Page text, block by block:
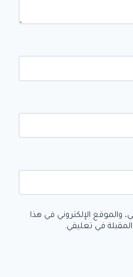
والموقع الإلكتروني في هذا
في تعليقي.